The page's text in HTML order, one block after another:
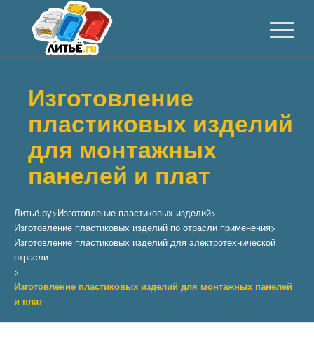
Изготовление
пластиковых изделий
для монтажных
панелей и плат
Литьё.ру>Изготовление пластиковых изделий>
Изготовление пластиковых изделий по отрасли применения>
Изготовление пластиковых изделий для электротехнической
отрасли
>
Изготовление пластиковых изделий для монтажных панелей
и плат